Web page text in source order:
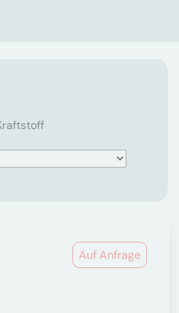
Auf Anfrage